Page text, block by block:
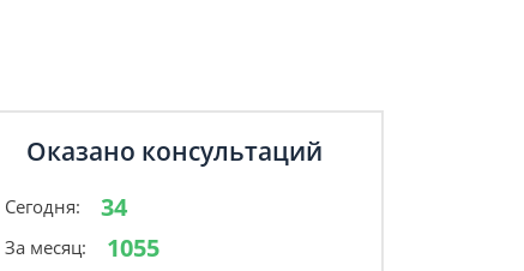
Оказано консультаций
Сегодня: 34
За месяц: 1055